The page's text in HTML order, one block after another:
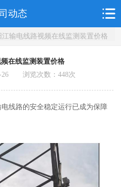
动态
输电线路视频在线监测装置价格
在线监测装置价格
26 浏览次数：448次
线路的安全稳定运行已成为保障